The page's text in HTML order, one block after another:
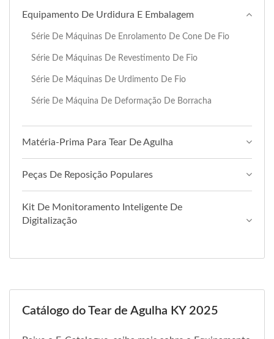
Equipamento De Urdidura E Embalagem
Série De Máquinas De Enrolamento De Cone De Fio
Série De Máquinas De Revestimento De Fio
Série De Máquinas De Urdimento De Fio
Série De Máquina De Deformação De Borracha
Matéria-Prima Para Tear De Agulha
Peças De Reposição Populares
Kit De Monitoramento Inteligente De
Digitalização
Catálogo do Tear de Agulha KY 2025